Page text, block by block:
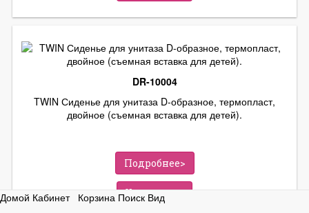
DR-10004
TWIN Сиденье для унитаза D-образное, термопласт,
двойное (съемная вставка для детей).
Подробнее>
Уведомить
Домой Кабинет Корзина Поиск Вид